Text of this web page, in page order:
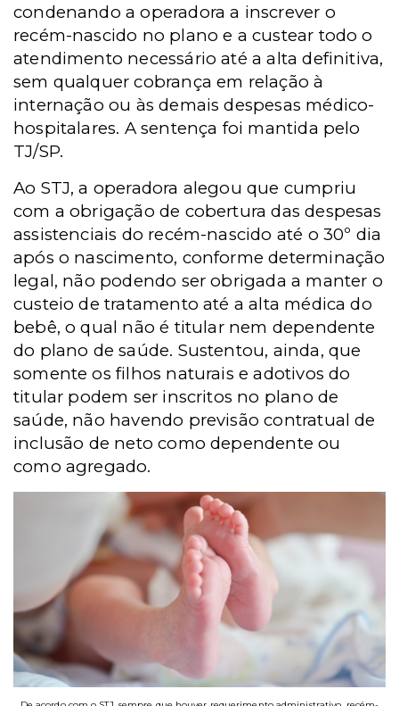
condenando a operadora a inscrever o
recém-nascido no plano e a custear todo o
atendimento necessário até a alta definitiva,
sem qualquer cobrança em relação à
internação ou às demais despesas médico-
hospitalares. A sentença foi mantida pelo
TJ/SP.
Ao STJ, a operadora alegou que cumpriu
com a obrigação de cobertura das despesas
assistenciais do recém-nascido até o 30º dia
após o nascimento, conforme determinação
legal, não podendo ser obrigada a manter o
custeio de tratamento até a alta médica do
bebê, o qual não é titular nem dependente
do plano de saúde. Sustentou, ainda, que
somente os filhos naturais e adotivos do
titular podem ser inscritos no plano de
saúde, não havendo previsão contratual de
inclusão de neto como dependente ou
como agregado.